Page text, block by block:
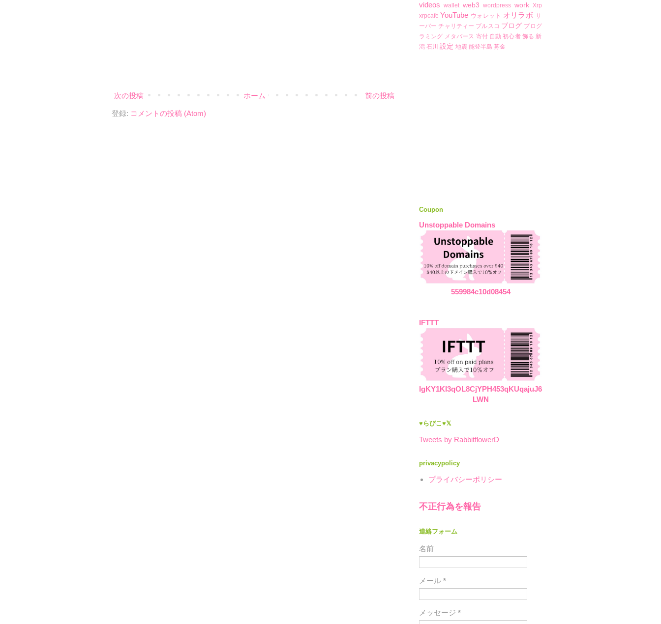
次の投稿 前の投稿
ホーム
登録: コメントの投稿 (Atom)
videos wallet web3 wordpress work Xrp
xrpcafe YouTube ウォレット オリラボ サ
ーバー チャリティー ブルスコ ブログ プログ
ラミング メタバース 寄付 自動 初心者 飾る 新
潟 石川 設定 地震 能登半島 募金
Coupon
Unstoppable Domains
559984c10d08454
IFTTT
IgKY1KI3qOL8CjYPH453qKUqajuJ6
LWN
♥らびこ♥𝕏
Tweets by RabbitflowerD
privacypolicy
プライバシーポリシー
不正行為を報告
連絡フォーム
名前
メール *
メッセージ *